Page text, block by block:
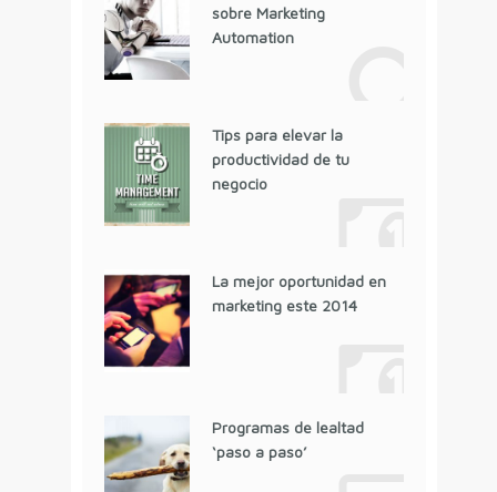
sobre Marketing
Automation
Tips para elevar la
productividad de tu
negocio
La mejor oportunidad en
marketing este 2014
Programas de lealtad
‘paso a paso’